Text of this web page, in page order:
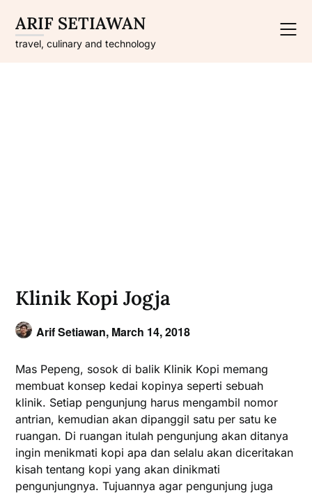
content
ARIF SETIAWAN
travel, culinary and technology
Klinik Kopi Jogja
Arif Setiawan, March 14, 2018
Mas Pepeng, sosok di balik Klinik Kopi memang
membuat konsep kedai kopinya seperti sebuah
klinik. Setiap pengunjung harus mengambil nomor
antrian, kemudian akan dipanggil satu per satu ke
ruangan. Di ruangan itulah pengunjung akan ditanya
ingin menikmati kopi apa dan selalu akan diceritakan
kisah tentang kopi yang akan dinikmati
pengunjungnya. Tujuannya agar pengunjung juga